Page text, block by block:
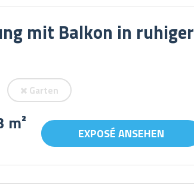
mit Balkon in ruhiger
Garten
m² EXPOSÉ ANSEHEN